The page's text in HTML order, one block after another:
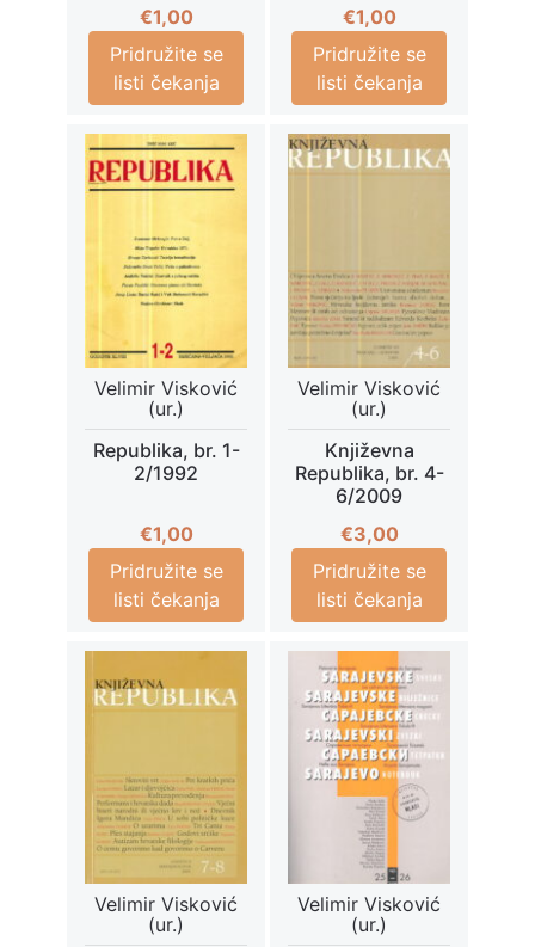
€1,00
Pridružite se
listi čekanja
€1,00
Pridružite se
listi čekanja
Velimir Visković
(ur.)
Republika, br. 1-
2/1992
€1,00
Pridružite se
listi čekanja
Velimir Visković
(ur.)
Književna
Republika, br. 4-
6/2009
€3,00
Pridružite se
listi čekanja
Velimir Visković
(ur.)
Velimir Visković
(ur.)